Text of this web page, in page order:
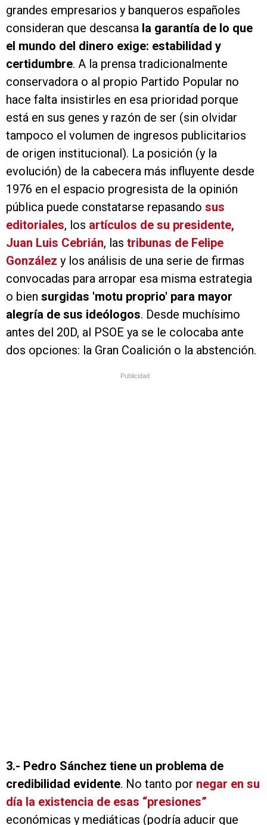
grandes empresarios y banqueros españoles
consideran que descansa la garantía de lo que
el mundo del dinero exige: estabilidad y
certidumbre. A la prensa tradicionalmente
conservadora o al propio Partido Popular no
hace falta insistirles en esa prioridad porque
está en sus genes y razón de ser (sin olvidar
tampoco el volumen de ingresos publicitarios
de origen institucional). La posición (y la
evolución) de la cabecera más influyente desde
1976 en el espacio progresista de la opinión
pública puede constatarse repasando sus
editoriales, los artículos de su presidente,
Juan Luis Cebrián, las tribunas de Felipe
González y los análisis de una serie de firmas
convocadas para arropar esa misma estrategia
o bien surgidas 'motu proprio' para mayor
alegría de sus ideólogos. Desde muchísimo
antes del 20D, al PSOE ya se le colocaba ante
dos opciones: la Gran Coalición o la abstención.
Publicidad
3.- Pedro Sánchez tiene un problema de
credibilidad evidente. No tanto por negar en su
día la existencia de esas “presiones”
económicas y mediáticas (podría aducir que